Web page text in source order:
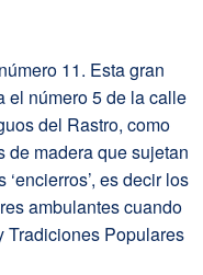
11. Esta gran
el número 5 de la calle
del Rastro, como
de madera que sujetan
es decir los
ambulantes cuando
Tradiciones Populares